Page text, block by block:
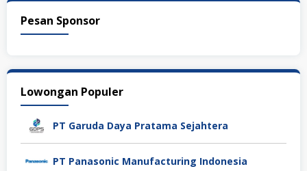
Pesan Sponsor
Lowongan Populer
PT Garuda Daya Pratama Sejahtera
PT Panasonic Manufacturing Indonesia